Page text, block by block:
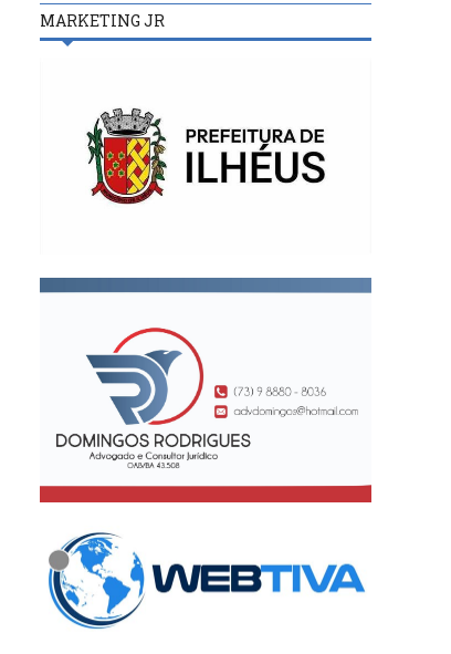
MARKETING JR